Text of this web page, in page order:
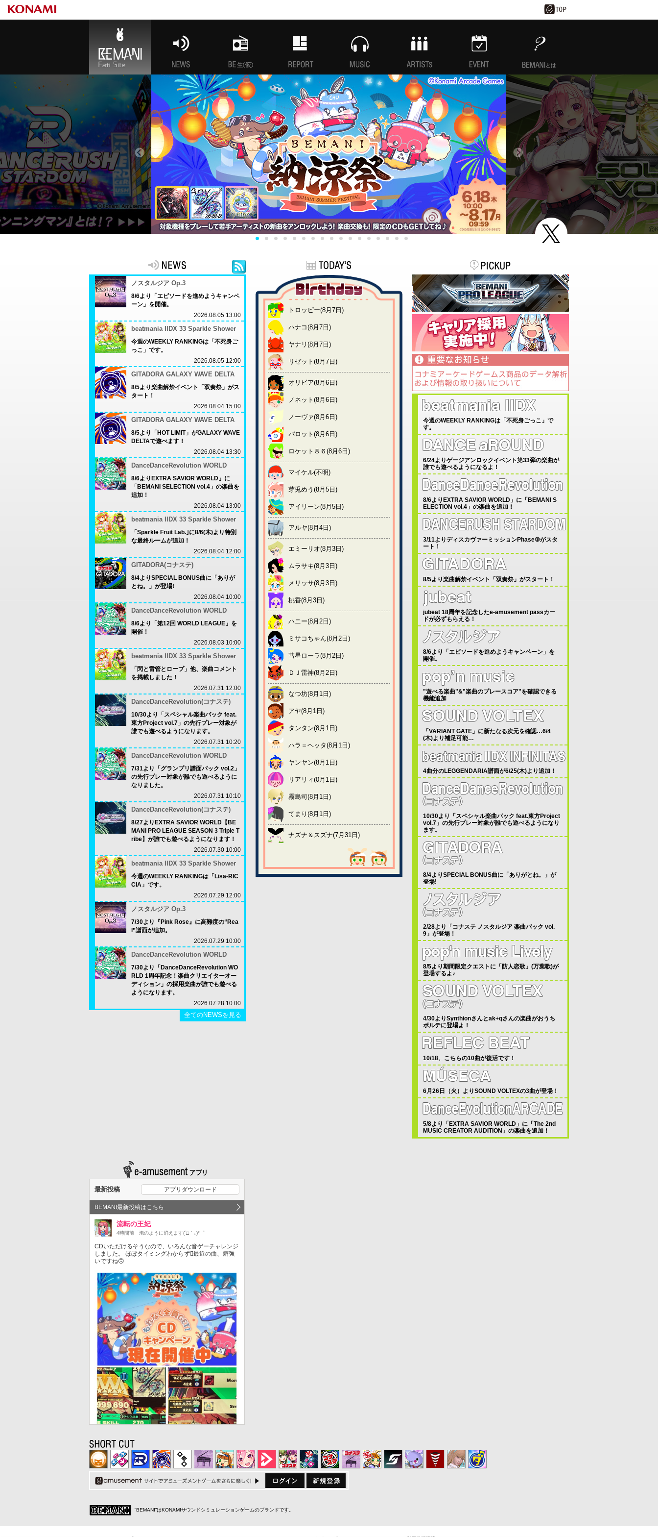
BEMANI Fan Site NEWS BEMANI生放送(仮) 特集 MUSIC ARTISTs EVENT BEMANIとは
ノスタルジア Op.3
8/6より「エピソードを進めようキャンペ
ーン」を開催。
2026.08.05 13:00
beatmania IIDX 33 Sparkle Shower
今週のWEEKLY RANKINGは「不死身ご
っこ」です。
2026.08.05 12:00
GITADORA GALAXY WAVE DELTA
8/5より楽曲解禁イベント「双奏祭」がス
タート！
2026.08.04 15:00
GITADORA GALAXY WAVE DELTA
8/5より「HOT LIMIT」がGALAXY WAVE
DELTAで遊べます！
2026.08.04 13:30
DanceDanceRevolution WORLD
8/6よりEXTRA SAVIOR WORLD」に
「BEMANI SELECTION vol.4」の楽曲を
追加！
2026.08.04 13:00
beatmania IIDX 33 Sparkle Shower
「Sparkle Fruit Lab.｣に8/6(木)より特別
な最終ルームが追加！
2026.08.04 12:00
GITADORA(コナステ)
8/4よりSPECIAL BONUS曲に「ありが
とね。」が登場!
2026.08.04 10:00
DanceDanceRevolution WORLD
8/6より「第12回 WORLD LEAGUE」を
開催！
2026.08.03 10:00
beatmania IIDX 33 Sparkle Shower
「閃と雷管とロープ」他、楽曲コメント
を掲載しました！
2026.07.31 12:00
DanceDanceRevolution(コナステ)
10/30より「スペシャル楽曲パック feat.
東方Project vol.7」の先行プレー対象が
誰でも遊べるようになります。
2026.07.31 10:20
DanceDanceRevolution WORLD
7/31より「グランプリ譜面パック vol.2」
の先行プレー対象が誰でも遊べるように
なりました。
2026.07.31 10:10
DanceDanceRevolution(コナステ)
8/27よりEXTRA SAVIOR WORLD【BE
MANI PRO LEAGUE SEASON 3 Triple T
ribe】が誰でも遊べるようになります！
2026.07.30 10:00
beatmania IIDX 33 Sparkle Shower
今週のWEEKLY RANKINGは「Lisa-RIC
CIA」です。
2026.07.29 12:00
ノスタルジア Op.3
7/30より『Pink Rose』に高難度の“Rea
l”譜面が追加。
2026.07.29 10:00
DanceDanceRevolution WORLD
7/30より「DanceDanceRevolution WO
RLD 1周年記念！楽曲クリエイターオー
ディション」の採用楽曲が誰でも遊べる
ようになります。
2026.07.28 10:00
全てのNEWSを見る
トロッピー(8月7日)
ハナコ(8月7日)
ヤナリ(8月7日)
リゼット(8月7日)
オリビア(8月6日)
ノネット(8月6日)
ノーヴァ(8月6日)
パロット(8月6日)
ロケット８６(8月6日)
マイケル(不明)
芽兎めう(8月5日)
アイリーン(8月5日)
アルヤ(8月4日)
エミーリオ(8月3日)
ムラサキ(8月3日)
メリッサ(8月3日)
桃香(8月3日)
ハニー(8月2日)
ミサコちゃん(8月2日)
彗星ローラ(8月2日)
ＤＪ雷神(8月2日)
なつ坊(8月1日)
アヤ(8月1日)
タンタン(8月1日)
ハラ＝ヘッタ(8月1日)
ヤンヤン(8月1日)
リアリィ(0月1日)
霧島司(8月1日)
てまり(8月1日)
ナズナ＆スズナ(7月31日)
今週のWEEKLY RANKINGは「不死身ごっこ」で
す。
6/24よりゲージアンロックイベント第33弾の楽曲が
誰でも遊べるようになるよ！
8/6よりEXTRA SAVIOR WORLD」に「BEMANI S
ELECTION vol.4」の楽曲を追加！
3/11よりディスカヴァーミッションPhase③がスタ
ート！
8/5より楽曲解禁イベント「双奏祭」がスタート！
jubeat 18周年を記念したe-amusement passカー
ドが必ずもらえる！
8/6より「エピソードを進めようキャンペーン」を
開催。
"遊べる楽曲"&"楽曲のプレースコア"を確認できる
機能追加
「VARIANT GATE」に新たなる次元を確認…6/4
(木)より補足可能…
4曲分のLEGGENDARIA譜面が6/25(木)より追加！
10/30より「スペシャル楽曲パック feat.東方Project
vol.7」の先行プレー対象が誰でも遊べるようになり
ます。
8/4よりSPECIAL BONUS曲に「ありがとね。」が
登場!
2/28より「コナステ ノスタルジア 楽曲パック vol.
9」が登場！
8/5より期間限定クエストに「防人恋歌」(万葉歌)が
登場するよ♪
4/30よりSynthionさんとak+qさんの楽曲がおうち
ボルテに登場よ！
10/18、こちらの10曲が復活です！
6月26日（火）よりSOUND VOLTEXの3曲が登場！
5/8より「EXTRA SAVIOR WORLD」に「The 2nd
MUSIC CREATOR AUDITION」の楽曲を追加！
“BEMANI”はKONAMIサウンドシミュレーションゲームのブランドです。